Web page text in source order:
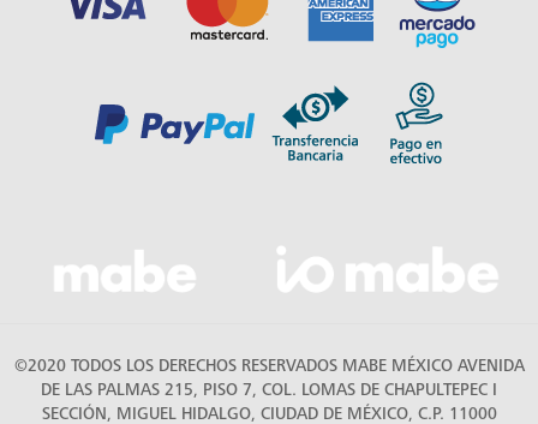
©2020 TODOS LOS DERECHOS RESERVADOS MABE MÉXICO AVENIDA
DE LAS PALMAS 215, PISO 7, COL. LOMAS DE CHAPULTEPEC I
SECCIÓN, MIGUEL HIDALGO, CIUDAD DE MÉXICO, C.P. 11000